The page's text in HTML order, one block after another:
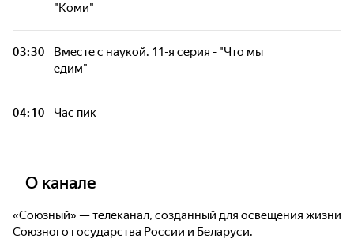
"Коми"
03:30
Вместе с наукой. 11-я серия - "Что мы
едим"
04:10 Час пик
О канале
«Союзный» — телеканал, созданный для освещения жизни
Союзного государства России и Беларуси.